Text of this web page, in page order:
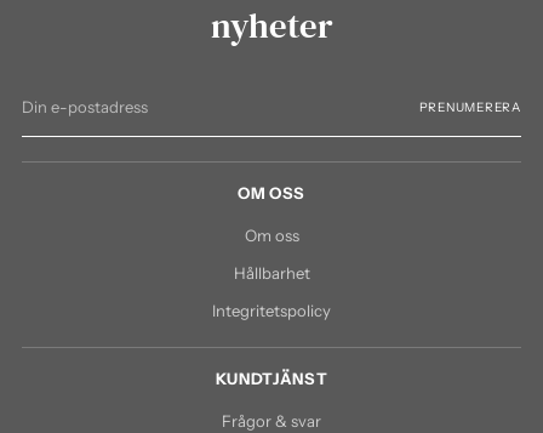
nyheter
e-
postadress
PRENUMERERA
OM OSS
Om oss
Hållbarhet
Integritetspolicy
KUNDTJÄNST
Frågor & svar